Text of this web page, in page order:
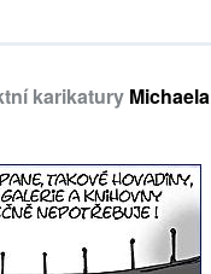
karikatury Michaela